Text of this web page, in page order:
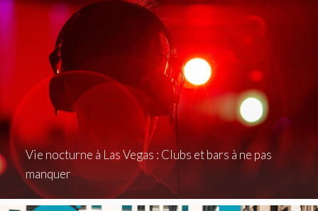
Vie nocturne à Las Vegas : Clubs et bars à ne pas
manquer